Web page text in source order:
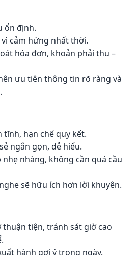
ổn định.
cảm hứng nhất thời.
hóa đơn, khoản phải thu –
ưu tiên thông tin rõ ràng và
tĩnh, hạn chế quy kết.
ngắn gọn, dễ hiểu.
nhẹ nhàng, không cần quá cầu
sẽ hữu ích hơn lời khuyên.
thuận tiện, tránh sát giờ cao
hành gợi ý trong ngày.